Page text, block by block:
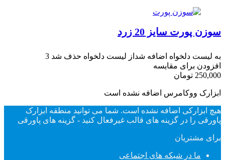
سوزن پورت سایز 20 زرد
به لیست دلخواه اضافه شد از لیست دلخواه حذف شد 3
افزودن برای مقایسه
250,000 تومان
ابزارک ووکامرس اضافه نشده است
هیچ ابزارکی اضافه نشده است. شما می توانید منطقه ابزارک
پاورقی را در گزینه های قالب غیرفعال کنید - گزینه های پاورقی
برای مشتریان
ما در شبکه های اجتماعی